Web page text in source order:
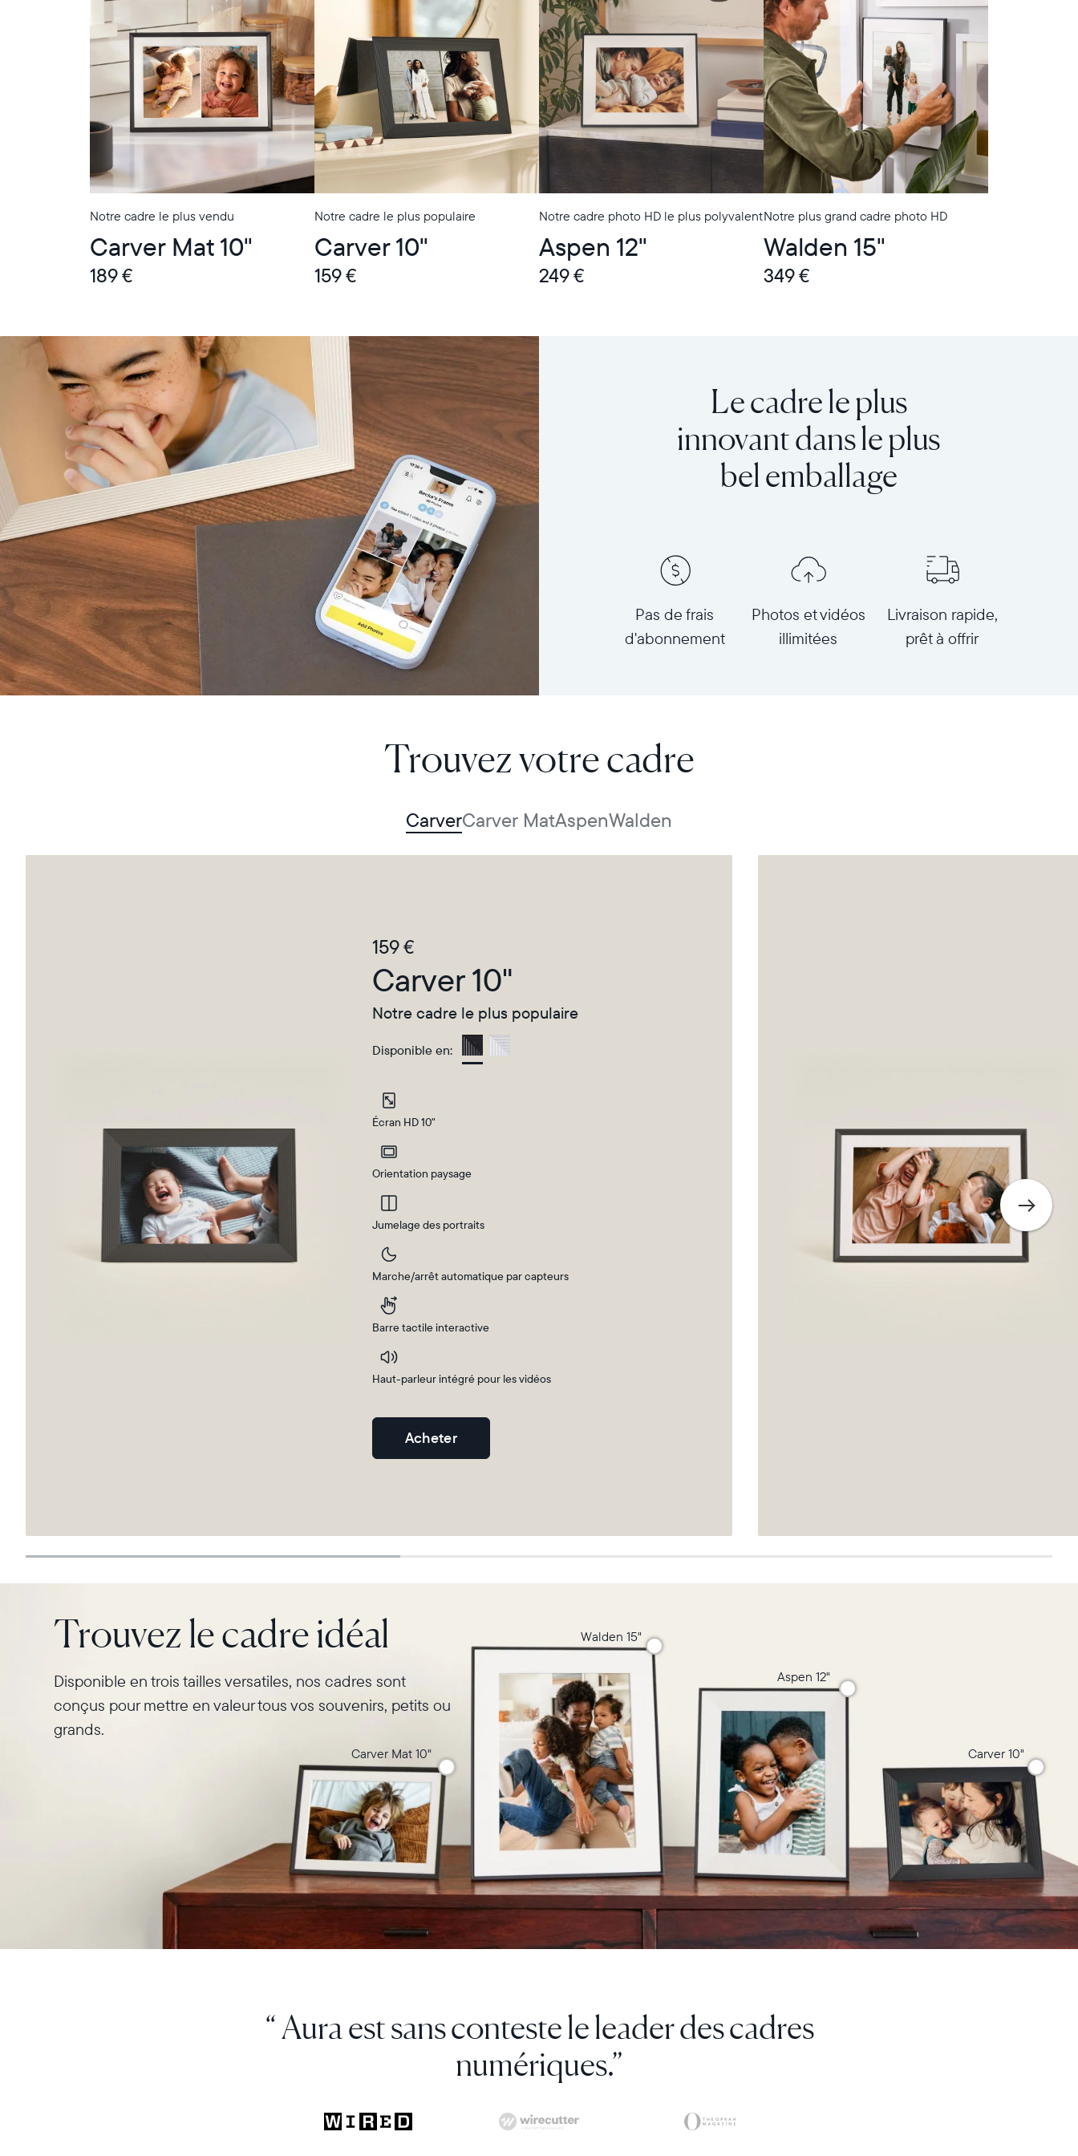
Sélectionnez votre localisation
Actuelle
France
Choisissez votre localisation
Choisir la langue:
Notre cadre le plus vendu
Carver Mat 10"
189 €
Notre cadre le plus populaire
Carver 10"
159 €
Notre cadre photo HD le plus polyvalent
Aspen 12"
249 €
Notre plus grand cadre photo HD
Walden 15"
349 €
Le cadre le plus
innovant dans le plus
bel emballage
Pas de frais
d'abonnement
Photos et vidéos
illimitées
Livraison rapide,
prêt à offrir
Trouvez votre cadre
CarverCarver MatAspenWalden
159 €
Carver 10"
Notre cadre le plus populaire
Disponible en:
Gravel
Écran HD 10"
Orientation paysage
Jumelage des portraits
Marche/arrêt automatique par capteurs
Barre tactile interactive
Haut-parleur intégré pour les vidéos
Acheter
Trouvez le cadre idéal
Disponible en trois tailles versatiles, nos cadres sont
conçus pour mettre en valeur tous vos souvenirs, petits ou
grands.
Carver 10"
Carver Mat 10"
Aspen 12"
Walden 15"
“ Je peux envoyer de nouvelles photos directement sur
la cheminée de maman, peu importe la distance.”